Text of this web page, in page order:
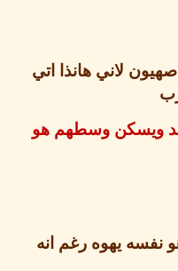
هانذا اتي
وسطهم هو
رغم انه